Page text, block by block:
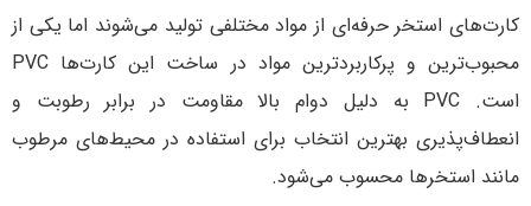
کارت‌های استخر حرفه‌ای از مواد مختلفی تولید می‌شوند اما یکی از
محبوب‌ترین و پرکاربردترین مواد در ساخت این کارت‌ها PVC
است. PVC به دلیل دوام بالا مقاومت در برابر رطوبت و
انعطاف‌پذیری بهترین انتخاب برای استفاده در محیط‌های مرطوب
مانند استخرها محسوب می‌شود.